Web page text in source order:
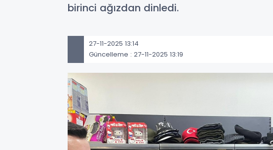
birinci ağızdan dinledi.
27-11-2025 13:14
Güncelleme : 27-11-2025 13:19